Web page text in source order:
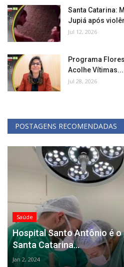
Santa Catarina:
Jupiá após
Jul 12, 2026
Programa
Acolhe Vítimas...
Jul 28, 2026
POSTAGENS RECOMENDADAS
Saúde
Hospital Santo Antônio é
Santa Catarina...
Jan 2, 2024